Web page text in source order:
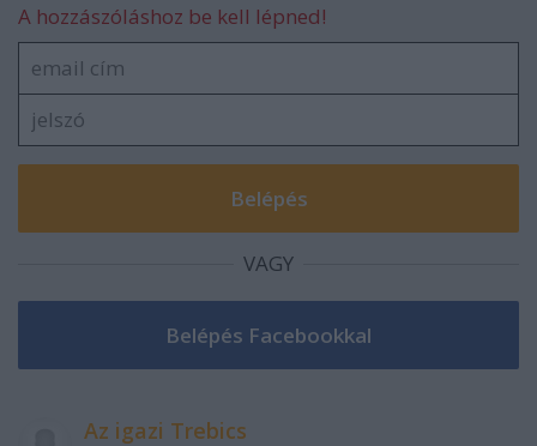
A hozzászóláshoz be kell lépned!
VAGY
Az igazi Trebics